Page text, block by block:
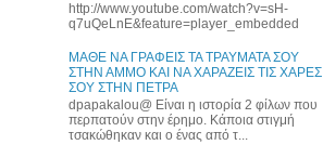
http://www.youtube.com/watch?v=sH-
q7uQeLnE&feature=player_embedded
ΜΑΘΕ ΝΑ ΓΡΑΦΕΙΣ ΤΑ ΤΡΑΥΜΑΤΑ ΣΟΥ
ΣΤΗΝ ΑΜΜΟ ΚΑΙ ΝΑ ΧΑΡΑΖΕΙΣ ΤΙΣ ΧΑΡΕΣ
ΣΟΥ ΣΤΗΝ ΠΕΤΡΑ
dpapakalou@ Είναι η ιστορία 2 φίλων που
περπατούν στην έρημο. Κάποια στιγμή
τσακώθηκαν και ο ένας από τ...